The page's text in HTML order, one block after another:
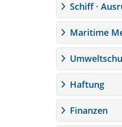
Schiff ·
Maritime
Haftung
Finanzen